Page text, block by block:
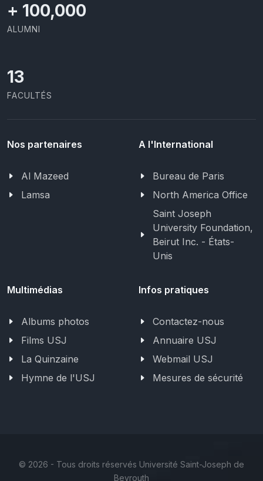
+ 100,000
ALUMNI
13
FACULTÉS
Nos partenaires
Al Mazeed
Lamsa
A l'International
Bureau de Paris
North America Office
Saint Joseph
University Foundation,
Beirut Inc. - États-
Unis
Multimédias
Albums photos
Films USJ
La Quinzaine
Hymne de l'USJ
Infos pratiques
Contactez-nous
Annuaire USJ
Webmail USJ
Mesures de sécurité
© 2026 - Tous droits réservés Université Saint-Joseph de
Beyrouth